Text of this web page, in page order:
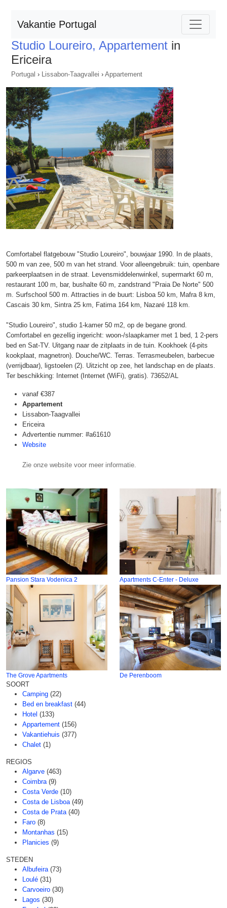
Vakantie Portugal
Studio Loureiro, Appartement in
Ericeira
Portugal › Lissabon-Taagvallei › Appartement
Comfortabel flatgebouw "Studio Loureiro", bouwjaar 1990. In de plaats,
500 m van zee, 500 m van het strand. Voor alleengebruik: tuin, openbare
parkeerplaatsen in de straat. Levensmiddelenwinkel, supermarkt 60 m,
restaurant 100 m, bar, bushalte 60 m, zandstrand "Praia De Norte" 500
m. Surfschool 500 m. Attracties in de buurt: Lisboa 50 km, Mafra 8 km,
Cascais 30 km, Sintra 25 km, Fatima 164 km, Nazaré 118 km.
"Studio Loureiro", studio 1-kamer 50 m2, op de begane grond.
Comfortabel en gezellig ingericht: woon-/slaapkamer met 1 bed, 1 2-pers
bed en Sat-TV. Uitgang naar de zitplaats in de tuin. Kookhoek (4-pits
kookplaat, magnetron). Douche/WC. Terras. Terrasmeubelen, barbecue
(verrijdbaar), ligstoelen (2). Uitzicht op zee, het landschap en de plaats.
Ter beschikking: Internet (Internet (WiFi), gratis). 73652/AL
vanaf €387
Appartement
Lissabon-Taagvallei
Ericeira
Advertentie nummer: #a61610
Website
Zie onze website voor meer informatie.
Pansion Stara Vodenica 2 Apartments C-Enter - Deluxe
The Grove Apartments De Perenboom
SOORT
Camping (22)
Bed en breakfast (44)
Hotel (133)
Appartement (156)
Vakantiehuis (377)
Chalet (1)
REGIOS
Algarve (463)
Coimbra (9)
Costa Verde (10)
Costa de Lisboa (49)
Costa de Prata (40)
Faro (8)
Montanhas (15)
Planicies (9)
STEDEN
Albufeira (73)
Loulé (31)
Carvoeiro (30)
Lagos (30)